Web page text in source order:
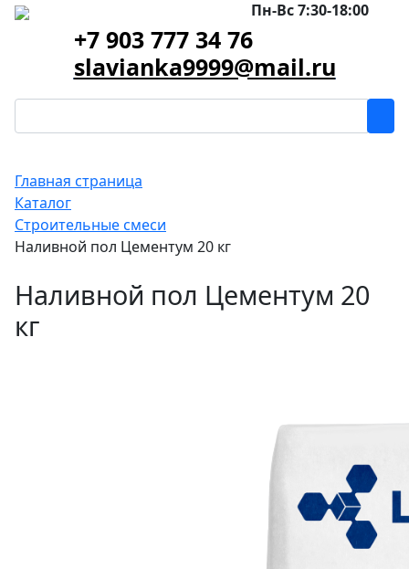
Пн-Вс 7:30-18:00
+7 903 777 34 76
slavianka9999@mail.ru
Главная страница
Каталог
Строительные смеси
Наливной пол Цементум 20 кг
Наливной пол Цементум 20
кг